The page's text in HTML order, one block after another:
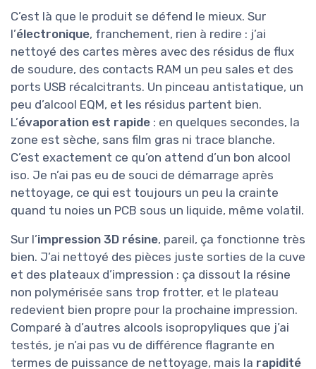
C’est là que le produit se défend le mieux. Sur
l’électronique, franchement, rien à redire : j’ai
nettoyé des cartes mères avec des résidus de flux
de soudure, des contacts RAM un peu sales et des
ports USB récalcitrants. Un pinceau antistatique, un
peu d’alcool EQM, et les résidus partent bien.
L’évaporation est rapide : en quelques secondes, la
zone est sèche, sans film gras ni trace blanche.
C’est exactement ce qu’on attend d’un bon alcool
iso. Je n’ai pas eu de souci de démarrage après
nettoyage, ce qui est toujours un peu la crainte
quand tu noies un PCB sous un liquide, même volatil.
Sur l’impression 3D résine, pareil, ça fonctionne très
bien. J’ai nettoyé des pièces juste sorties de la cuve
et des plateaux d’impression : ça dissout la résine
non polymérisée sans trop frotter, et le plateau
redevient bien propre pour la prochaine impression.
Comparé à d’autres alcools isopropyliques que j’ai
testés, je n’ai pas vu de différence flagrante en
termes de puissance de nettoyage, mais la rapidité